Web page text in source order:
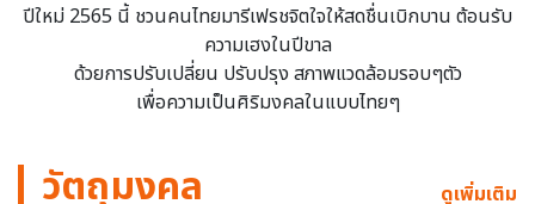
ปีใหม่ 2565 นี้ ชวนคนไทยมารีเฟรชจิตใจให้สดชื่นเบิกบาน ต้อนรับ
ความเฮงในปีขาล
ด้วยการปรับเปลี่ยน ปรับปรุง สภาพแวดล้อมรอบๆตัว
เพื่อความเป็นศิริมงคลในแบบไทยๆ
วัตถุมงคล ดูเพิ่มเติม